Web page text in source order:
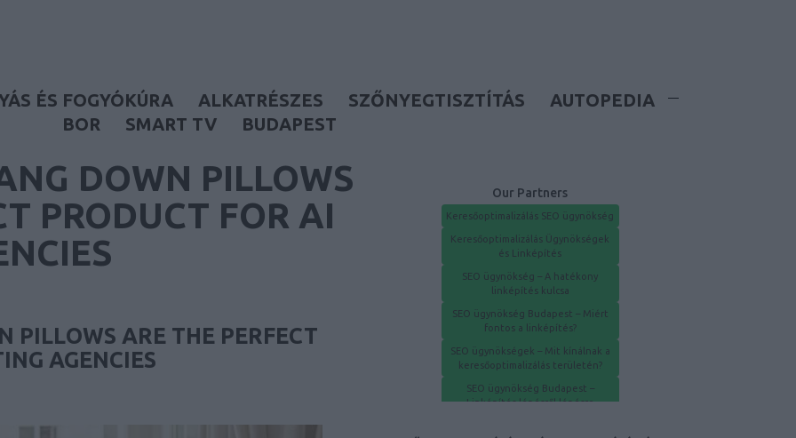
ÉS FOGYÓKÚRA ALKATRÉSZES SZŐNYEGTISZTÍTÁS
AUTOPEDIA
BOR
SMART TV BUDAPEST
DOWN PILLOWS
PRODUCT FOR AI
PILLOWS ARE THE PERFECT
AGENCIES
Our Partners
Keresőoptimalizálás SEO ügynökség
Keresőoptimalizálás Ügynökségek
és Linképítés
SEO ügynökség – A hatékony
linképítés kulcsa
SEO ügynökség Budapest – Miért
fontos a linképítés?
SEO ügynökségek – Mit kínálnak a
keresőoptimalizálás területén?
SEO ügynökség Budapest –
Linképítés lépésről lépésre